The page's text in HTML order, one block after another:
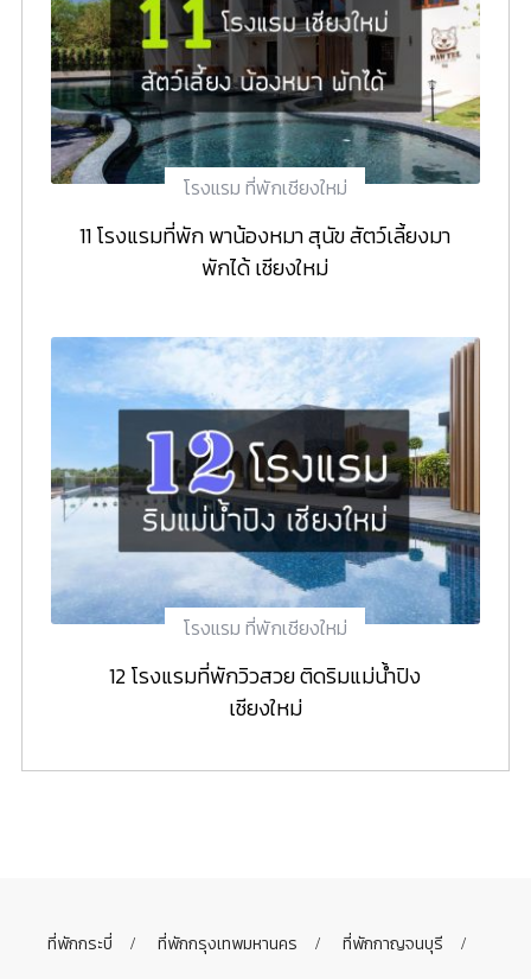
โรงแรม ที่พักเชียงใหม่
11 โรงแรมที่พัก พาน้องหมา สุนัข สัตว์เลี้ยงมา
พักได้ เชียงใหม่
โรงแรม ที่พักเชียงใหม่
12 โรงแรมที่พักวิวสวย ติดริมแม่น้ำปิง
เชียงใหม่
ที่พักกระบี่ ที่พักกรุงเทพมหานคร ที่พักกาญจนบุรี